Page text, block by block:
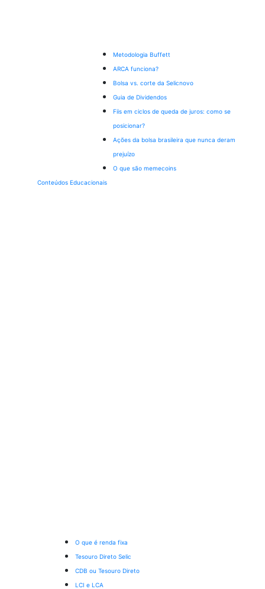
Metodologia Buffett
ARCA funciona?
Bolsa vs. corte da Selicnovo
Guia de Dividendos
Fiis em ciclos de queda de juros: como se
posicionar?
Ações da bolsa brasileira que nunca deram
prejuízo
O que são memecoins
Conteúdos Educacionais
O que é renda fixa
Tesouro Direto Selic
CDB ou Tesouro Direto
LCI e LCA